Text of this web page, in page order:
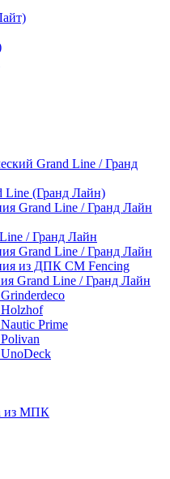
Grand Line / Гранд
Line (Гранд Лайн)
Grand Line / Гранд Лайн
/ Гранд Лайн
Grand Line / Гранд Лайн
из ДПК CM Fencing
Grand Line / Гранд Лайн
Prime
из МПК